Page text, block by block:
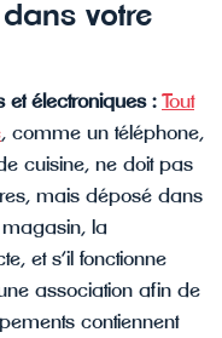
votre
et électroniques : Tout
, comme un téléphone,
cuisine, ne doit pas
mais déposé dans
la
et s’il fonctionne
association afin de
contiennent